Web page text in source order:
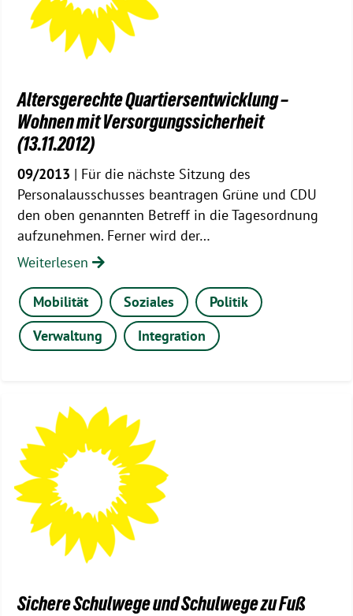
Altersgerechte Quartiersentwicklung –
Wohnen mit Versorgungssicherheit
(13.11.2012)
09/2013 | Für die nächste Sitzung des
Personalausschusses beantragen Grüne und CDU
den oben genannten Betreff in die Tagesordnung
aufzunehmen. Ferner wird der…
Weiterlesen
Mobilität Soziales
Politik
Verwaltung
Integration
Sichere Schulwege und Schulwege zu Fuß